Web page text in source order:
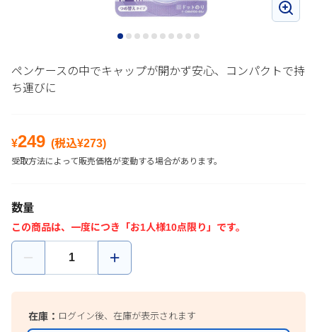
ペンケースの中でキャップが開かず安心、コンパクトで持
ち運びに
¥249 (税込¥273)
受取方法によって販売価格が変動する場合があります。
数量
この商品は、一度につき「お1人様10点限り」です。
在庫： ログイン後、在庫が表示されます